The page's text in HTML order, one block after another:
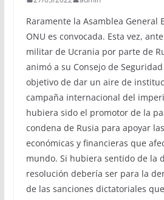
Raramente la Asamblea General
ONU es convocada. Esta vez,
militar de Ucrania por parte de
animó a su Consejo de
objetivo de dar un aire de
campaña internacional del
hubiera sido el promotor de la
condena de Rusia para apoyar
económicas y financieras que
mundo. Si hubiera sentido de la
resolución debería ser para la
de las sanciones dictatoriales